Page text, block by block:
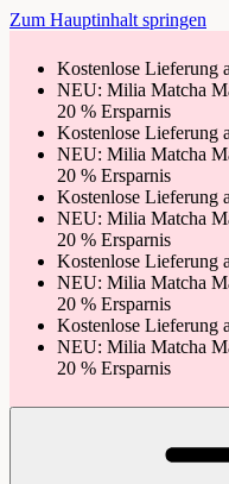
Zum Hauptinhalt springen
Kostenlose Lieferung
NEU: Milia Matcha
20 % Ersparnis
Kostenlose Lieferung
NEU: Milia Matcha
20 % Ersparnis
Kostenlose Lieferung
NEU: Milia Matcha
20 % Ersparnis
Kostenlose Lieferung
NEU: Milia Matcha
20 % Ersparnis
Kostenlose Lieferung
NEU: Milia Matcha
20 % Ersparnis